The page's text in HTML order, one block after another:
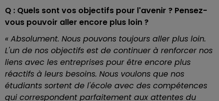
Q : Quels sont vos objectifs pour l'avenir ? Pensez-
vous pouvoir aller encore plus loin ?
« Absolument. Nous pouvons toujours aller plus loin.
L'un de nos objectifs est de continuer à renforcer nos
liens avec les entreprises pour être encore plus
réactifs à leurs besoins. Nous voulons que nos
étudiants sortent de l'école avec des compétences
qui correspondent parfaitement aux attentes du